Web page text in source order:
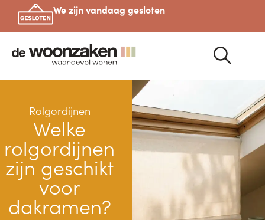
We zijn vandaag gesloten
Rolgordijnen
Welke
rolgordijnen
zijn geschikt
voor
dakramen?